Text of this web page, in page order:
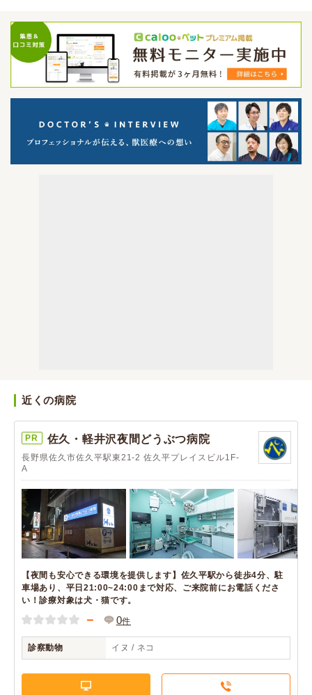
近くの病院
PR 佐久・軽井沢夜間どうぶつ病院
長野県佐久市佐久平駅東21-2 佐久平プレイスビル1F-
A
【夜間も安心できる環境を提供します】佐久平駅から徒歩4分、駐
車場あり、平日21:00~24:00まで対応、ご来院前にお電話くださ
い！診療対象は犬・猫です。
－ 0件
診察動物 イヌ / ネコ